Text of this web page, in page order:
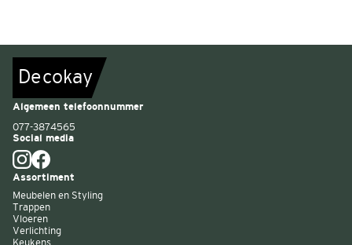
Decokay
Algemeen telefoonnummer
077-3874565
Social media
Assortiment
Meubelen en Styling
Trappen
Vloeren
Verlichting
Keukens